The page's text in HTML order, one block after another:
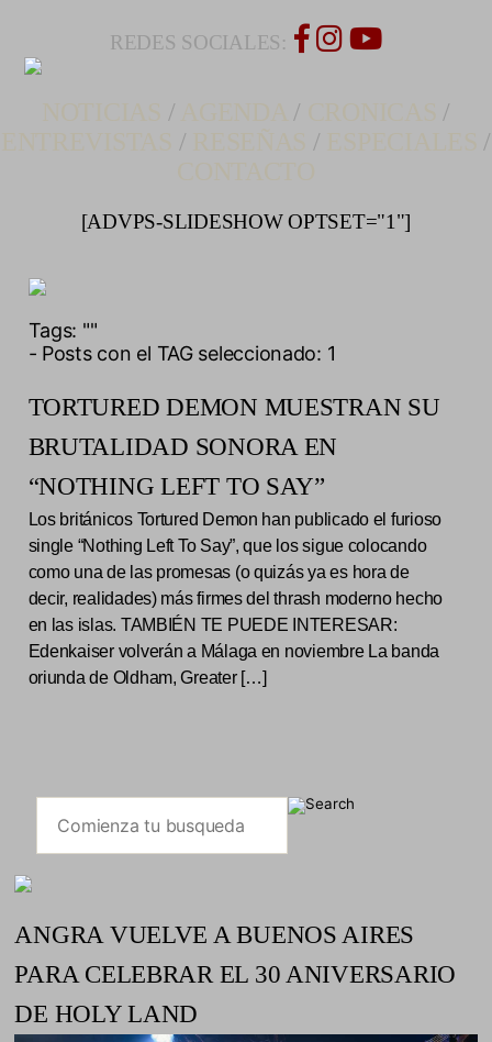
REDES SOCIALES:
/ /
/
/ /
/
[ADVPS-SLIDESHOW OPTSET="1"]
Tags: ""
- Posts con el TAG seleccionado: 1
TORTURED DEMON MUESTRAN SU
BRUTALIDAD SONORA EN
“NOTHING LEFT TO SAY”
Los británicos Tortured Demon han publicado el furioso
single “Nothing Left To Say”, que los sigue colocando
como una de las promesas (o quizás ya es hora de
decir, realidades) más firmes del thrash moderno hecho
en las islas. TAMBIÉN TE PUEDE INTERESAR:
Edenkaiser volverán a Málaga en noviembre La banda
oriunda de Oldham, Greater […]
ANGRA VUELVE A BUENOS AIRES
PARA CELEBRAR EL 30 ANIVERSARIO
DE HOLY LAND